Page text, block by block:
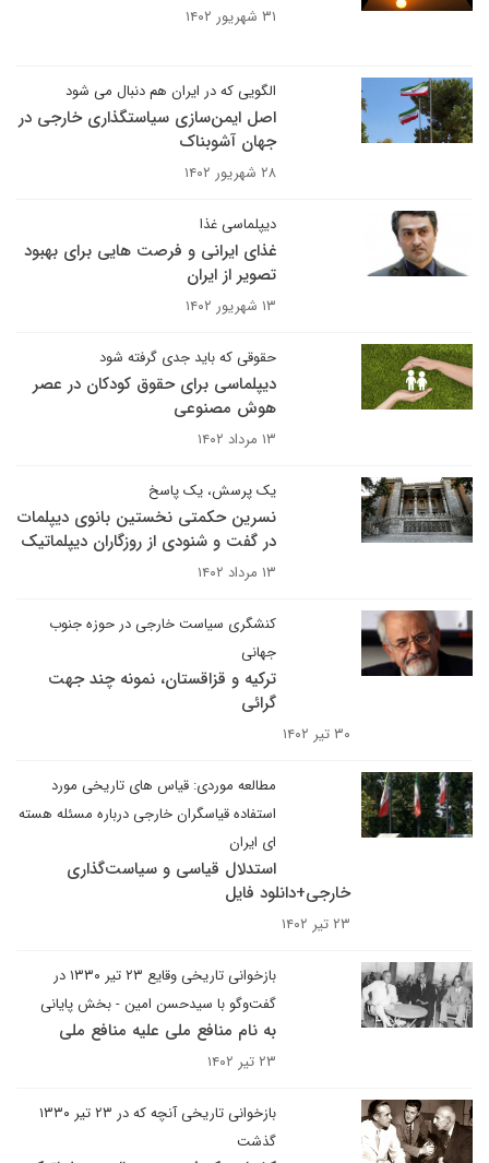
۳۱ شهریور ۱۴۰۲
الگویی که در ایران هم دنبال می شود
اصل ایمن‌سازی سیاستگذاری خارجی در
جهان آشوبناک
۲۸ شهریور ۱۴۰۲
دیپلماسی غذا
غذای ایرانی و فرصت هایی برای بهبود
تصویر از ایران
۱۳ شهریور ۱۴۰۲
حقوقی که باید جدی گرفته شود
دیپلماسی برای حقوق کودکان در عصر
هوش مصنوعی
۱۳ مرداد ۱۴۰۲
یک پرسش، یک پاسخ
نسرین حکمتی نخستین بانوی دیپلمات
در گفت و شنودی از روزگاران دیپلماتیک
۱۳ مرداد ۱۴۰۲
کنشگری سیاست خارجی در حوزه جنوب
جهانی
ترکیه و قزاقستان، نمونه چند جهت‌‌
گرائی
۳۰ تیر ۱۴۰۲
مطالعه موردی: قیاس های تاریخی مورد
استفاده قیاسگران خارجی درباره مسئله هسته
ای ایران
استدلال قیاسی و سیاست‌گذاری
خارجی+دانلود فایل
۲۳ تیر ۱۴۰۲
بازخوانی تاریخی وقایع ۲۳ تیر ۱۳۳۰ در
گفت‌وگو با سیدحسن امین - بخش پایانی
به نام منافع ملی علیه منافع ملی
۲۳ تیر ۱۴۰۲
بازخوانی تاریخی آنچه که در ۲۳ تیر ۱۳۳۰
گذشت